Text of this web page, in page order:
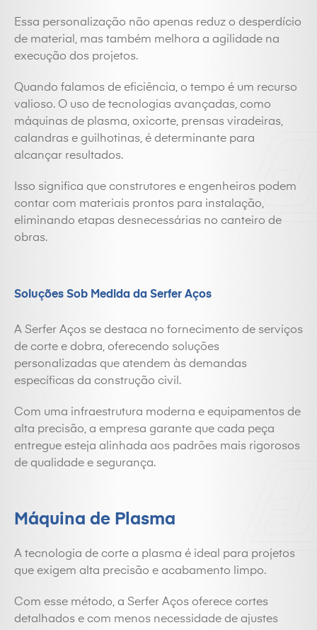
Essa personalização não apenas reduz o desperdício
de material, mas também melhora a agilidade na
execução dos projetos.
Quando falamos de eficiência, o tempo é um recurso
valioso. O uso de tecnologias avançadas, como
máquinas de plasma, oxicorte, prensas viradeiras,
calandras e guilhotinas, é determinante para
alcançar resultados.
Isso significa que construtores e engenheiros podem
contar com materiais prontos para instalação,
eliminando etapas desnecessárias no canteiro de
obras.
Soluções Sob Medida da Serfer Aços
A Serfer Aços se destaca no fornecimento de serviços
de corte e dobra, oferecendo soluções
personalizadas que atendem às demandas
específicas da construção civil.
Com uma infraestrutura moderna e equipamentos de
alta precisão, a empresa garante que cada peça
entregue esteja alinhada aos padrões mais rigorosos
de qualidade e segurança.
Máquina de Plasma
A tecnologia de corte a plasma é ideal para projetos
que exigem alta precisão e acabamento limpo.
Com esse método, a Serfer Aços oferece cortes
detalhados e com menos necessidade de ajustes